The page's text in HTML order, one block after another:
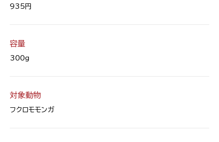
935円
容量
300g
対象動物
フクロモモンガ